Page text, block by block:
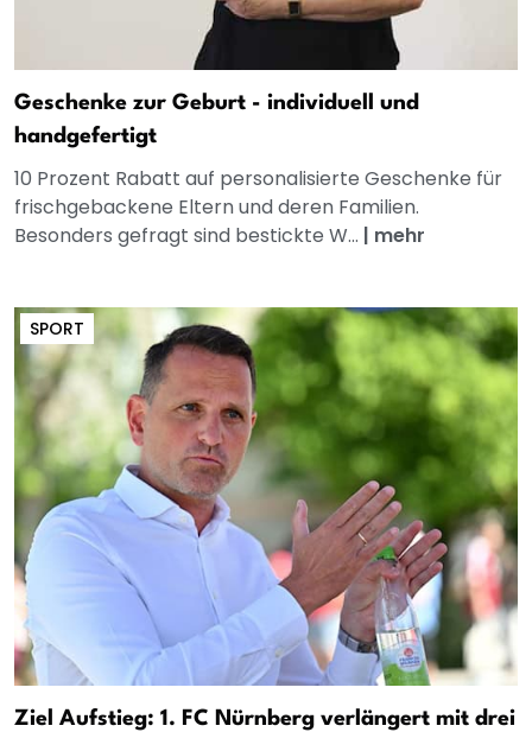
Geschenke zur Geburt - individuell und
handgefertigt
10 Prozent Rabatt auf personalisierte Geschenke für
frischgebackene Eltern und deren Familien.
Besonders gefragt sind bestickte W... | mehr
SPORT
Ziel Aufstieg: 1. FC Nürnberg verlängert mit drei